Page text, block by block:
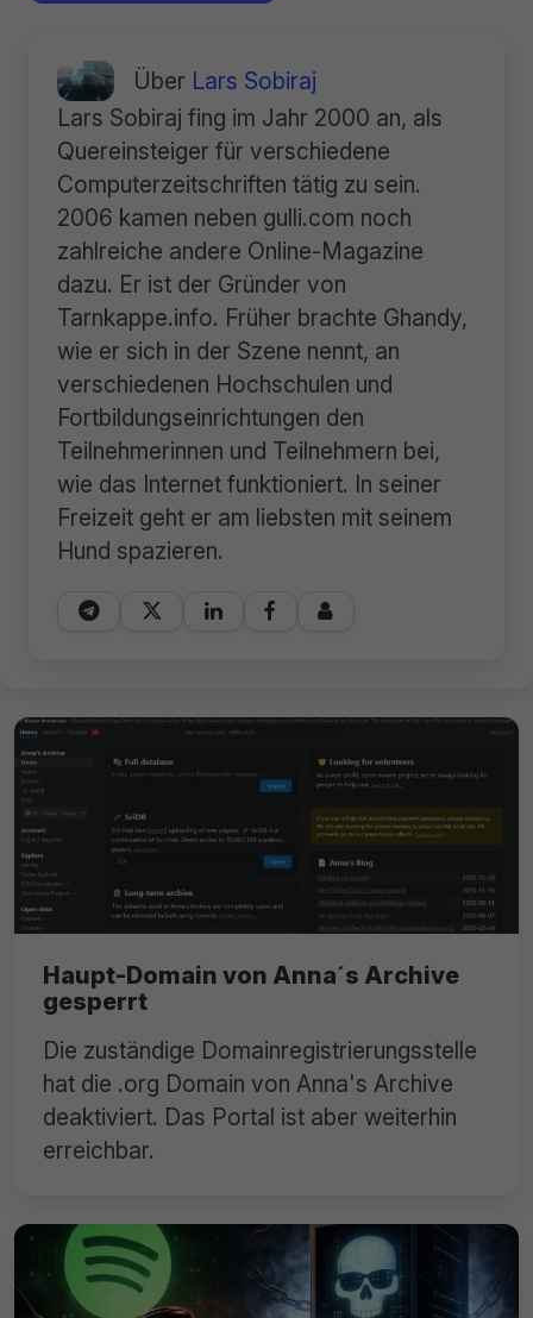
Über Lars Sobiraj
Lars Sobiraj fing im Jahr 2000 an, als
Quereinsteiger für verschiedene
Computerzeitschriften tätig zu sein.
2006 kamen neben gulli.com noch
zahlreiche andere Online-Magazine
dazu. Er ist der Gründer von
Tarnkappe.info. Früher brachte Ghandy,
wie er sich in der Szene nennt, an
verschiedenen Hochschulen und
Fortbildungseinrichtungen den
Teilnehmerinnen und Teilnehmern bei,
wie das Internet funktioniert. In seiner
Freizeit geht er am liebsten mit seinem
Hund spazieren.
    
Haupt-Domain von Anna´s Archive
gesperrt
Die zuständige Domainregistrierungsstelle
hat die .org Domain von Anna's Archive
deaktiviert. Das Portal ist aber weiterhin
erreichbar.